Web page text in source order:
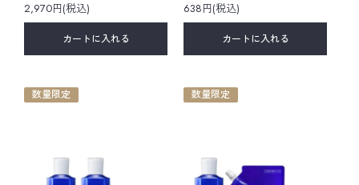
2,970円(税込)
カートに入れる
638円(税込)
カートに入れる
数量限定 数量限定